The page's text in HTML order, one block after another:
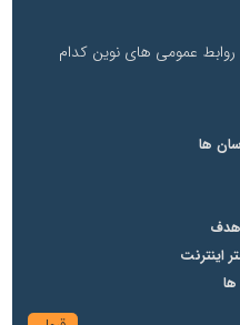
روابط عمومی های نوین کدام
ها
هدف
اینترنت